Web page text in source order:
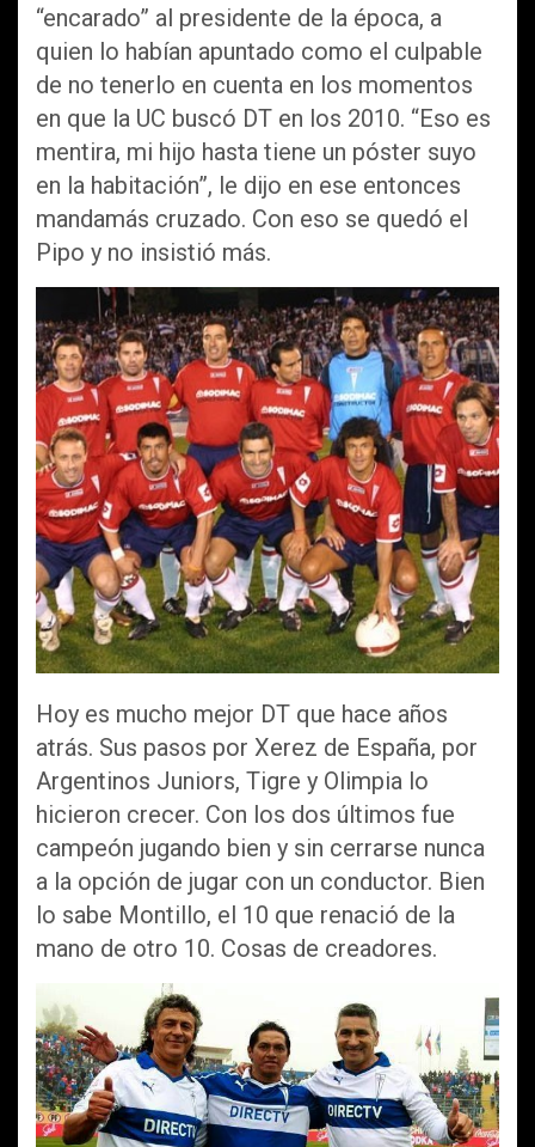
“encarado” al presidente de la época, a
quien lo habían apuntado como el culpable
de no tenerlo en cuenta en los momentos
en que la UC buscó DT en los 2010. “Eso es
mentira, mi hijo hasta tiene un póster suyo
en la habitación”, le dijo en ese entonces
mandamás cruzado. Con eso se quedó el
Pipo y no insistió más.
Hoy es mucho mejor DT que hace años
atrás. Sus pasos por Xerez de España, por
Argentinos Juniors, Tigre y Olimpia lo
hicieron crecer. Con los dos últimos fue
campeón jugando bien y sin cerrarse nunca
a la opción de jugar con un conductor. Bien
lo sabe Montillo, el 10 que renació de la
mano de otro 10. Cosas de creadores.